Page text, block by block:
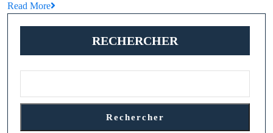
Read More
RECHERCHER
Rechercher